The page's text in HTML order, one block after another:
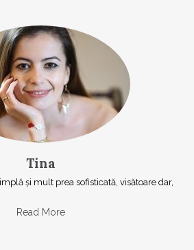
Tina
şi mult prea sofisticată, visătoare dar,
Read More